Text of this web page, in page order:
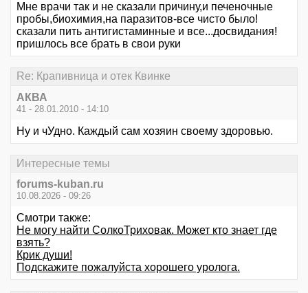
Мне врачи так и не сказали причину,и печеночные
пробы,биохимия,на паразитов-все чисто было!
сказали пить антигистаминные и все...досвидания!
пришлось все брать в свои руки
Re: Крапивница и отек Квинке
АКВА
41 - 28.01.2010 - 14:10
Ну и чУдно. Каждый сам хозяин своему здоровью.
Интересные темы
forums-kuban.ru
10.08.2026 - 09:26
Смотри также:
Не могу найти СолкоТриховак. Может кто знает где
взять?
Крик души!
Подскажите пожалуйста хорошего уролога.